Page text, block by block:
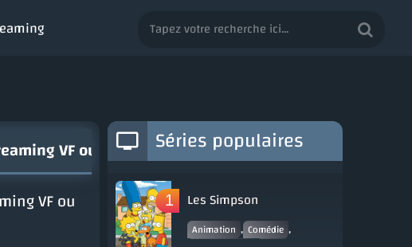
VF ou VOSTFR
VF ou
Séries populaires
Les Simpson
Animation , Comédie ,